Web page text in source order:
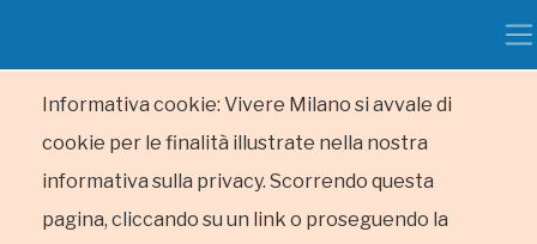
Informativa cookie: Vivere Milano si avvale di
cookie per le finalità illustrate nella nostra
informativa sulla privacy. Scorrendo questa
pagina, cliccando su un link o proseguendo la